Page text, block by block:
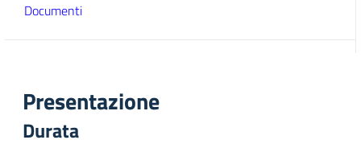
Documenti
Presentazione
Durata